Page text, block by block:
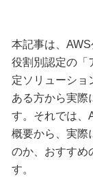
本記事は、AWS
役割別認定の「
定ソリューショ
ある方から実際
す。それでは、
概要から、実際
のか、おすすめ
す。